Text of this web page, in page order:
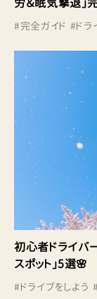
#完全ガイド #ドラ
初心者ドライバ
スポット」5選🌸
#ドライブをしよう #